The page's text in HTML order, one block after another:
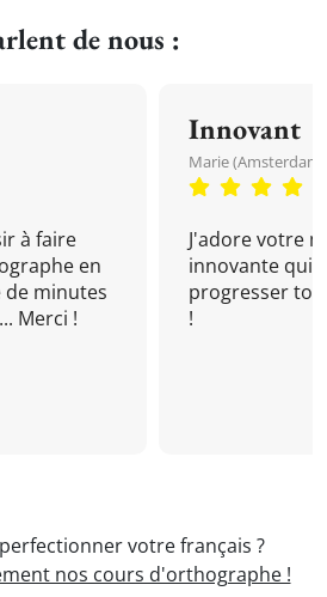
de nous :
à faire
en
de minutes
Merci !
Innovant
Marie (Amsterdam)
J'adore votre
innovante qui
progresser
!
votre français ?
nos cours d'orthographe !